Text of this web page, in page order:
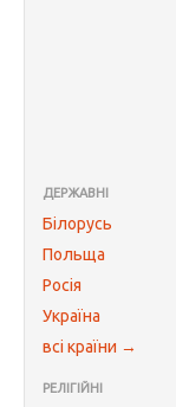
ДЕРЖАВНІ
Білорусь
Польща
Росія
Україна
всі країни →
РЕЛІГІЙНІ